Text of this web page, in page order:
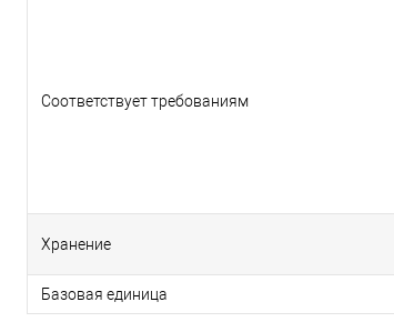
Соответствует требованиям
Хранение
Базовая единица